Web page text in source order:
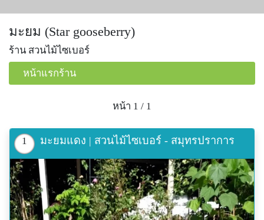
มะยม (Star gooseberry)
ร้าน สวนไม้ไซเบอร์
หน้าแรกร้าน
หน้า 1 / 1
1 มะยมแดง | สวนไม้ไซเบอร์ - สมุทรปราการ